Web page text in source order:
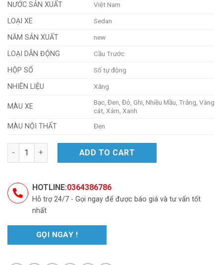
NƯỚC SẢN XUẤT Việt Nam
LOẠI XE Sedan
NĂM SẢN XUẤT new
LOẠI DẪN ĐỘNG Cầu Trước
HỘP SỐ Số tự động
NHIÊN LIỆU Xăng
MÀU XE
Bạc, Đen, Đỏ, Ghi, Nhiều Mầu, Trắng, Vàng
cát, Xám, Xanh
MÀU NỘI THẤT Đen
Territory Titanium X 1.5L AT quantity
ADD TO CART
HOTLINE:0364386786
Hỗ trợ 24/7 - Gọi ngay để được báo giá và tư vấn tốt
nhất
GỌI NGAY !